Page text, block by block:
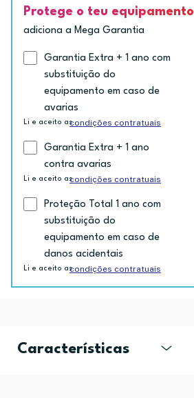
Protege o teu equipamento
adiciona a Mega Garantia
Garantia Extra + 1 ano com
substituição do
equipamento em caso de
avarias
Li e aceito ascondições contratuais
Garantia Extra + 1 ano
contra avarias
Li e aceito ascondições contratuais
Proteção Total 1 ano com
substituição do
equipamento em caso de
danos acidentais
Li e aceito ascondições contratuais
Características